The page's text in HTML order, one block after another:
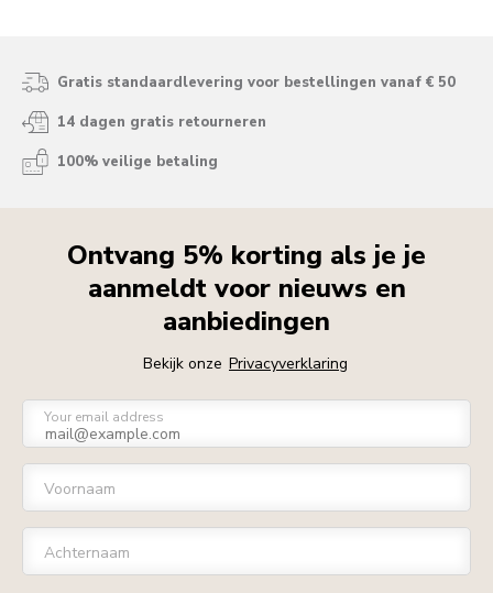
Gratis standaardlevering voor bestellingen vanaf € 50
14 dagen gratis retourneren
100% veilige betaling
Ontvang 5% korting als je je
aanmeldt voor nieuws en
aanbiedingen
Bekijk onze Privacyverklaring
Your email address
Voornaam
Achternaam